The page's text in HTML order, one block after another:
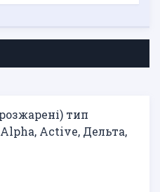
тип
Active, Дельта,